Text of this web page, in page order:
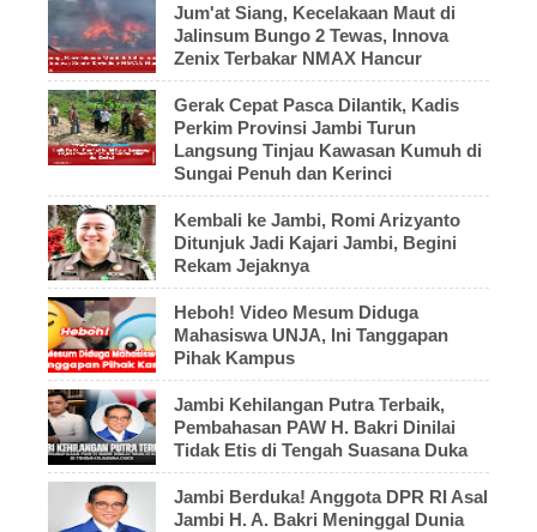
Jum'at Siang, Kecelakaan Maut di
Jalinsum Bungo 2 Tewas, Innova
Zenix Terbakar NMAX Hancur
Gerak Cepat Pasca Dilantik, Kadis
Perkim Provinsi Jambi Turun
Langsung Tinjau Kawasan Kumuh di
Sungai Penuh dan Kerinci
Kembali ke Jambi, Romi Arizyanto
Ditunjuk Jadi Kajari Jambi, Begini
Rekam Jejaknya
Heboh! Video Mesum Diduga
Mahasiswa UNJA, Ini Tanggapan
Pihak Kampus
Jambi Kehilangan Putra Terbaik,
Pembahasan PAW H. Bakri Dinilai
Tidak Etis di Tengah Suasana Duka
Jambi Berduka! Anggota DPR RI Asal
Jambi H. A. Bakri Meninggal Dunia